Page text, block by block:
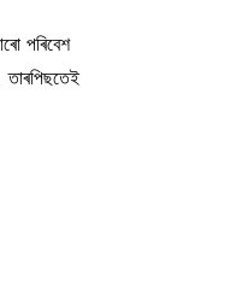
পৰিবেশ
তাৰপিছতেই